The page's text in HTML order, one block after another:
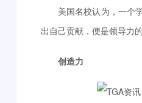
美国名校认为，一个
出自己贡献，便是领导力
创造力